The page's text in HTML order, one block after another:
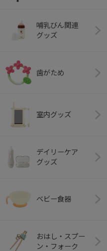
哺乳びん関連
グッズ
歯がため
室内グッズ
デイリーケア
グッズ
ベビー食器
おはし・スプー
ン・フォーク